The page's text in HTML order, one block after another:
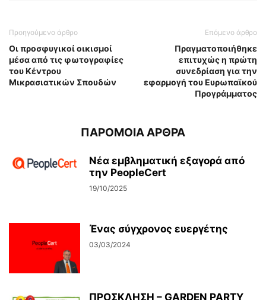
Προηγούμενο άρθρο
Οι προσφυγικοί οικισμοί
μέσα από τις φωτογραφίες
του Κέντρου
Μικρασιατικών Σπουδών
Επόμενο άρθρο
Πραγματοποιήθηκε
επιτυχώς η πρώτη
συνεδρίαση για την
εφαρμογή του Ευρωπαϊκού
Προγράμματος
ΠΑΡΟΜΟΙΑ ΑΡΘΡΑ
Νέα εμβληματική εξαγορά από
την PeopleCert
19/10/2025
Ένας σύγχρονος ευεργέτης
03/03/2024
ΠΡΟΣΚΛΗΣΗ – GARDEN PARTY